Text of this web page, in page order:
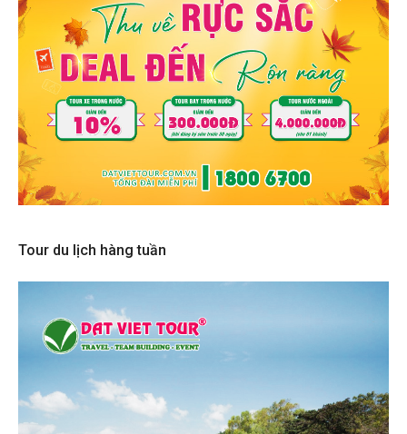
Tour du lịch hàng tuần